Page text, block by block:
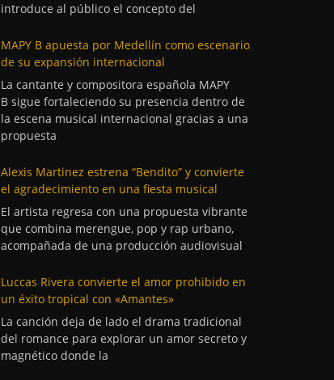
introduce al público el concepto del
MAPY B apuesta por Medellín como escenario
de su expansión internacional
La cantante y compositora española MAPY
B sigue fortaleciendo su presencia dentro de
la escena musical internacional gracias a una
propuesta
Alexis Martinez estrena “Bendito” y convierte
el agradecimiento en una fiesta musical
El artista regresa con una propuesta vibrante
que combina merengue, pop y rap urbano,
acompañada de una producción audiovisual
Luccas Rivera convierte el amor prohibido en
un éxito tropical con «Amantes»
La canción deja de lado el drama tradicional
del romance para explorar un amor secreto y
magnético donde la